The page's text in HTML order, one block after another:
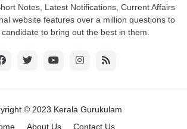
Notes, Latest Notifications, Current Affairs
website features over a million questions to
to bring out the best in them.
© 2023 Kerala Gurukulam
About Us Contact Us